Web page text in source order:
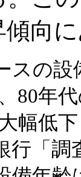
傾向
スの
80年
幅低
行「